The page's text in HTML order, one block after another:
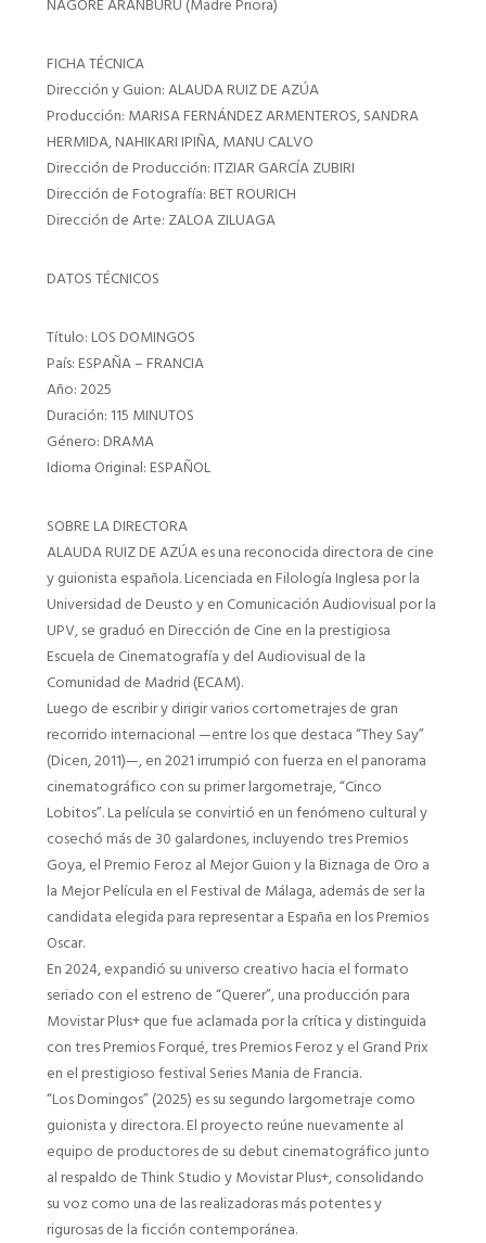
FICHA TÉCNICA
Dirección y Guion: ALAUDA RUIZ DE AZÚA
Producción: MARISA FERNÁNDEZ ARMENTEROS, SANDRA
HERMIDA, NAHIKARI IPIÑA, MANU CALVO
Dirección de Producción: ITZIAR GARCÍA ZUBIRI
Dirección de Fotografía: BET ROURICH
Dirección de Arte: ZALOA ZILUAGA
DATOS TÉCNICOS
Título: LOS DOMINGOS
País: ESPAÑA – FRANCIA
Año: 2025
Duración: 115 MINUTOS
Género: DRAMA
Idioma Original: ESPAÑOL
SOBRE LA DIRECTORA
ALAUDA RUIZ DE AZÚA es una reconocida directora de cine
y guionista española. Licenciada en Filología Inglesa por la
Universidad de Deusto y en Comunicación Audiovisual por la
UPV, se graduó en Dirección de Cine en la prestigiosa
Escuela de Cinematografía y del Audiovisual de la
Comunidad de Madrid (ECAM).
Luego de escribir y dirigir varios cortometrajes de gran
recorrido internacional —entre los que destaca “They Say”
(Dicen, 2011)—, en 2021 irrumpió con fuerza en el panorama
cinematográfico con su primer largometraje, “Cinco
Lobitos”. La película se convirtió en un fenómeno cultural y
cosechó más de 30 galardones, incluyendo tres Premios
Goya, el Premio Feroz al Mejor Guion y la Biznaga de Oro a
la Mejor Película en el Festival de Málaga, además de ser la
candidata elegida para representar a España en los Premios
Oscar.
En 2024, expandió su universo creativo hacia el formato
seriado con el estreno de “Querer”, una producción para
Movistar Plus+ que fue aclamada por la crítica y distinguida
con tres Premios Forqué, tres Premios Feroz y el Grand Prix
en el prestigioso festival Series Mania de Francia.
“Los Domingos” (2025) es su segundo largometraje como
guionista y directora. El proyecto reúne nuevamente al
equipo de productores de su debut cinematográfico junto
al respaldo de Think Studio y Movistar Plus+, consolidando
su voz como una de las realizadoras más potentes y
rigurosas de la ficción contemporánea.